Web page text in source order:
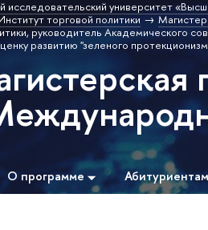
исследовательский университет
торговой политики
руководитель Академического
развитию "зеленого
О программе Абитуриентам